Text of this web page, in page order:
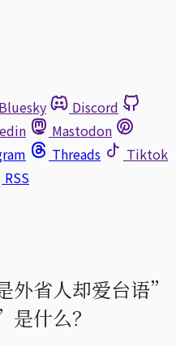
Bluesky
Discord
Mastodon
Threads
Tiktok
RSS
外省人却爱台语”
什么？